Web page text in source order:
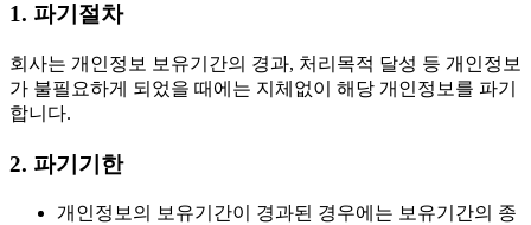
1. 파기절차
회사는 개인정보 보유기간의 경과, 처리목적 달성 등 개인정보
가 불필요하게 되었을 때에는 지체없이 해당 개인정보를 파기
합니다.
2. 파기기한
개인정보의 보유기간이 경과된 경우에는 보유기간의 종